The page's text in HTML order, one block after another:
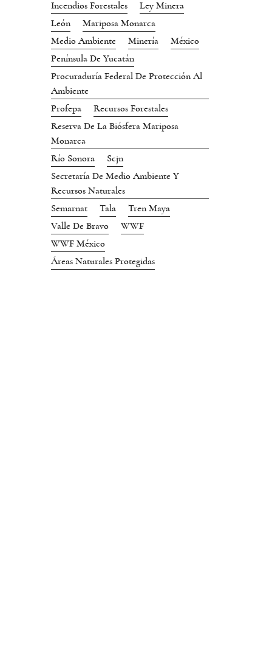
Incendios Forestales
Ley Minera
León
Mariposa Monarca
Medio Ambiente
Minería
México
Península De Yucatán
Procuraduría Federal De Protección Al
Ambiente
Profepa
Recursos Forestales
Reserva De La Biósfera Mariposa
Monarca
Río Sonora
Scjn
Secretaría De Medio Ambiente Y
Recursos Naturales
Semarnat
Tala
Tren Maya
Valle De Bravo
WWF
WWF México
Áreas Naturales Protegidas